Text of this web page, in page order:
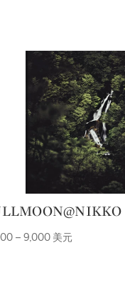
– 9,000 美元